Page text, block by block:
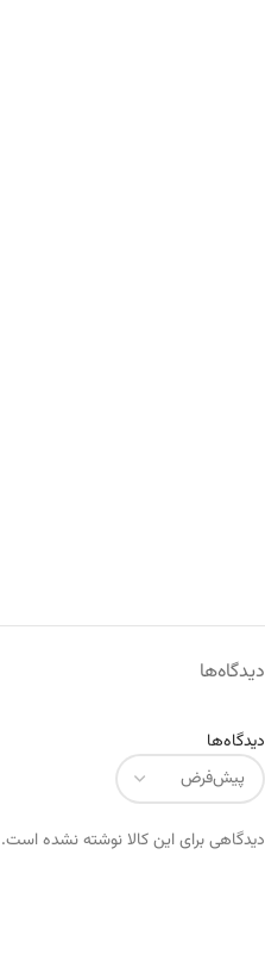
دیدگاه‌ها
دیدگاه‌ها
دیدگاهی برای این کالا نوشته نشده است.